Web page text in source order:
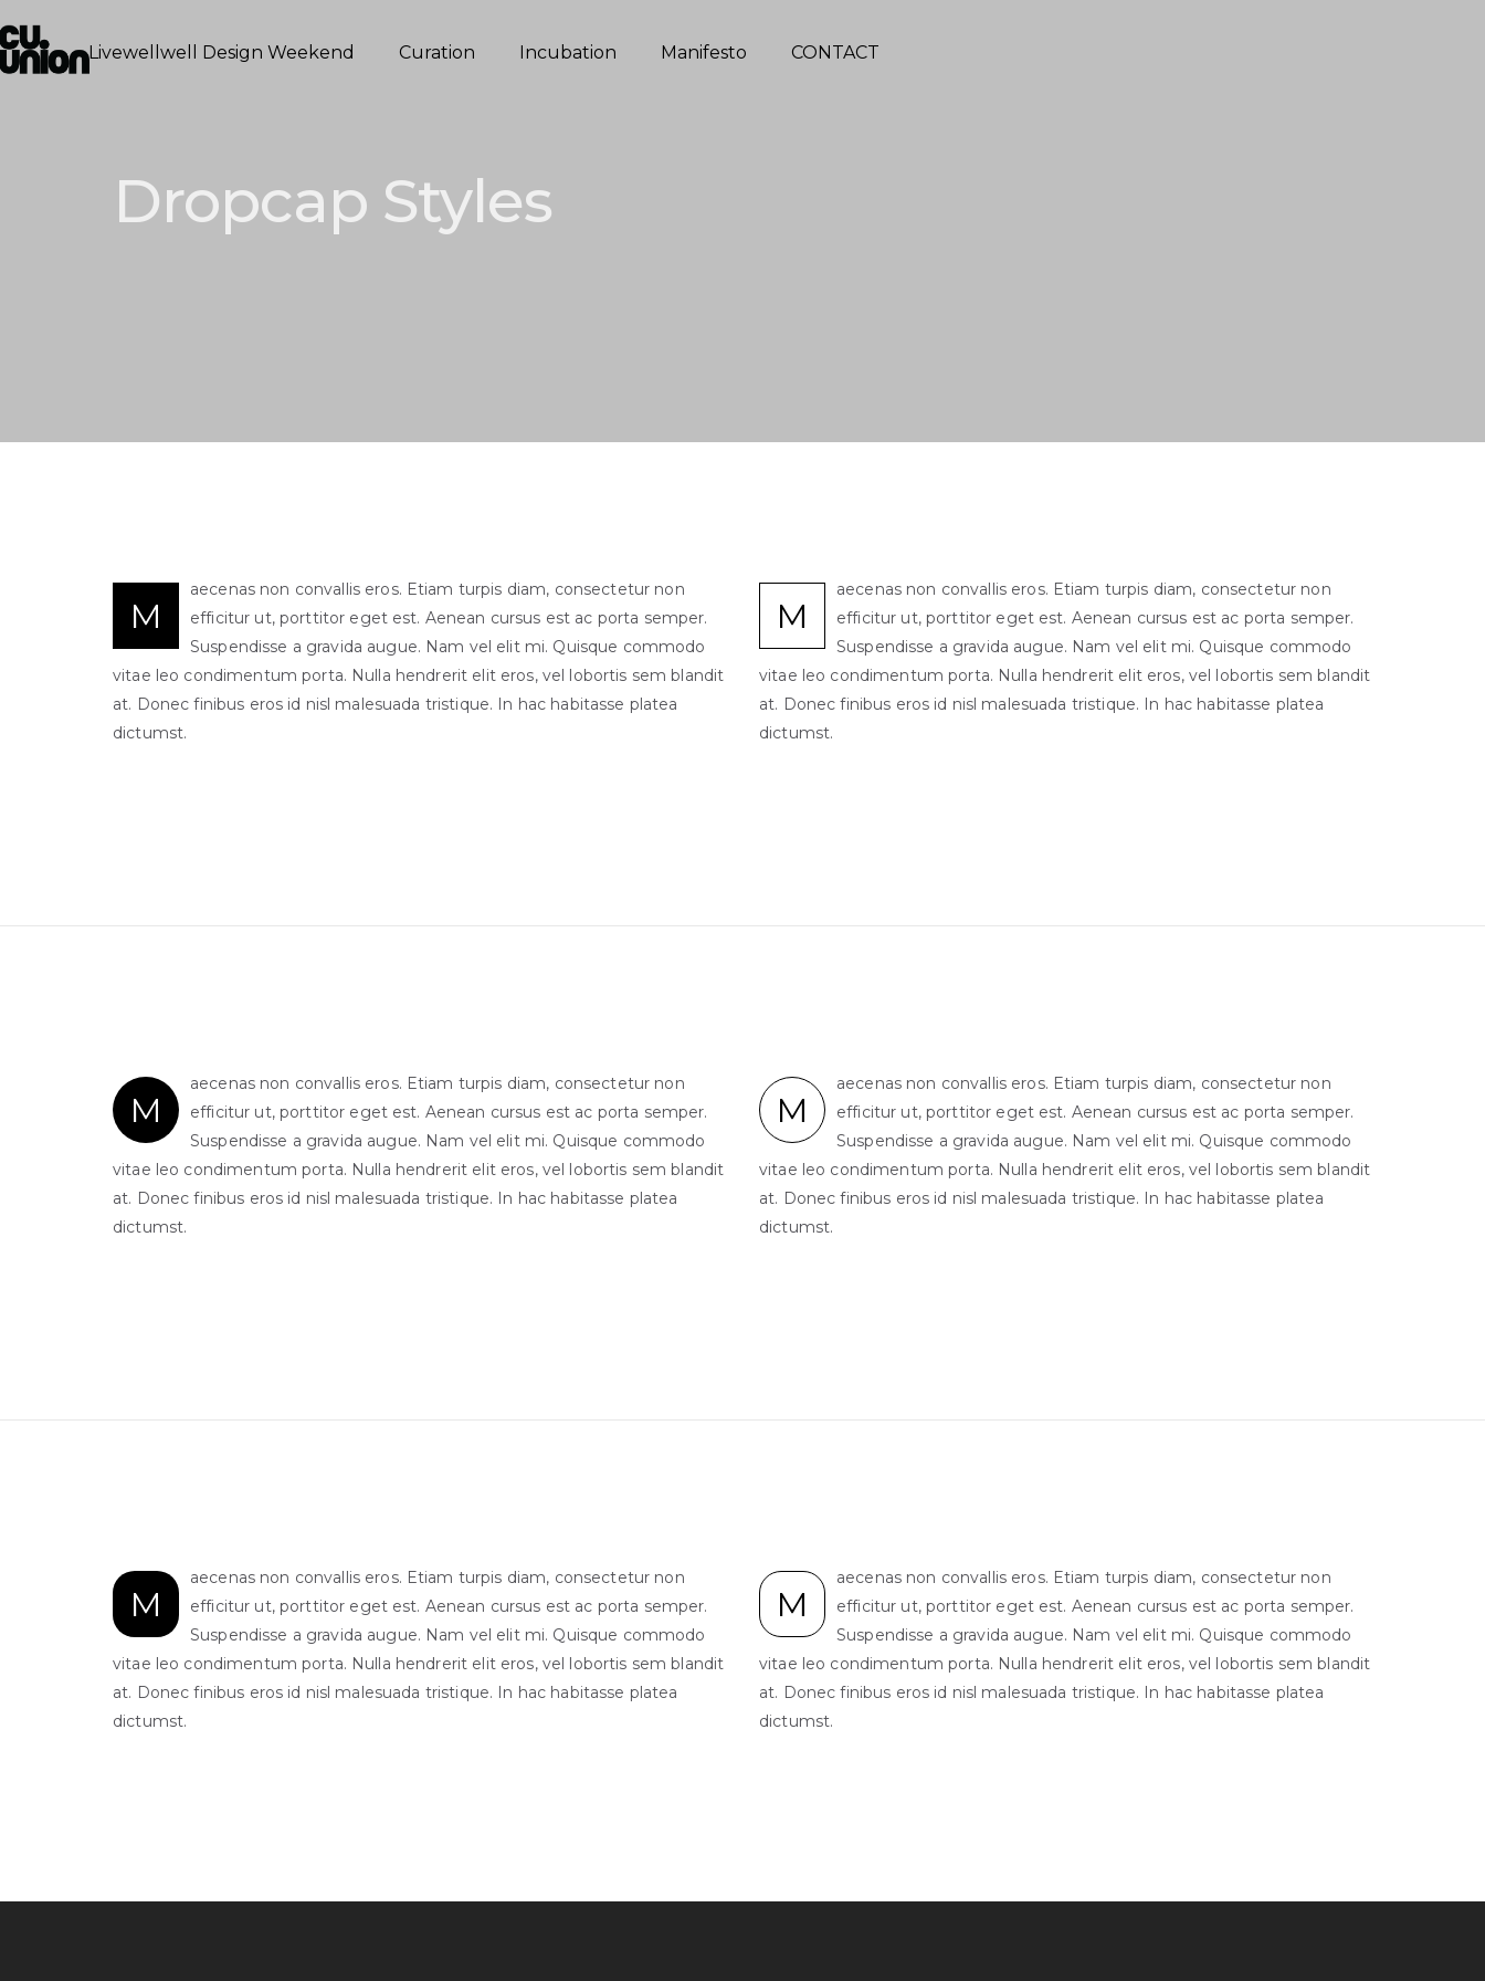
Livewellwell Design Weekend Curation Incubation Manifesto CONTACT
Dropcap Styles
M
aecenas non convallis eros. Etiam turpis diam, consectetur non
efficitur ut, porttitor eget est. Aenean cursus est ac porta semper.
Suspendisse a gravida augue. Nam vel elit mi. Quisque commodo
vitae leo condimentum porta. Nulla hendrerit elit eros, vel lobortis sem blandit
at. Donec finibus eros id nisl malesuada tristique. In hac habitasse platea
dictumst.
M
aecenas non convallis eros. Etiam turpis diam, consectetur non
efficitur ut, porttitor eget est. Aenean cursus est ac porta semper.
Suspendisse a gravida augue. Nam vel elit mi. Quisque commodo
vitae leo condimentum porta. Nulla hendrerit elit eros, vel lobortis sem blandit
at. Donec finibus eros id nisl malesuada tristique. In hac habitasse platea
dictumst.
M
aecenas non convallis eros. Etiam turpis diam, consectetur non
efficitur ut, porttitor eget est. Aenean cursus est ac porta semper.
Suspendisse a gravida augue. Nam vel elit mi. Quisque commodo
vitae leo condimentum porta. Nulla hendrerit elit eros, vel lobortis sem blandit
at. Donec finibus eros id nisl malesuada tristique. In hac habitasse platea
dictumst.
M
aecenas non convallis eros. Etiam turpis diam, consectetur non
efficitur ut, porttitor eget est. Aenean cursus est ac porta semper.
Suspendisse a gravida augue. Nam vel elit mi. Quisque commodo
vitae leo condimentum porta. Nulla hendrerit elit eros, vel lobortis sem blandit
at. Donec finibus eros id nisl malesuada tristique. In hac habitasse platea
dictumst.
M
aecenas non convallis eros. Etiam turpis diam, consectetur non
efficitur ut, porttitor eget est. Aenean cursus est ac porta semper.
Suspendisse a gravida augue. Nam vel elit mi. Quisque commodo
vitae leo condimentum porta. Nulla hendrerit elit eros, vel lobortis sem blandit
at. Donec finibus eros id nisl malesuada tristique. In hac habitasse platea
dictumst.
M
aecenas non convallis eros. Etiam turpis diam, consectetur non
efficitur ut, porttitor eget est. Aenean cursus est ac porta semper.
Suspendisse a gravida augue. Nam vel elit mi. Quisque commodo
vitae leo condimentum porta. Nulla hendrerit elit eros, vel lobortis sem blandit
at. Donec finibus eros id nisl malesuada tristique. In hac habitasse platea
dictumst.